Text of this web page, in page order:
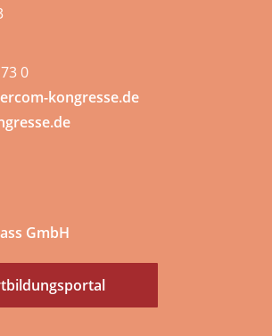
0
kongresse.de
GmbH